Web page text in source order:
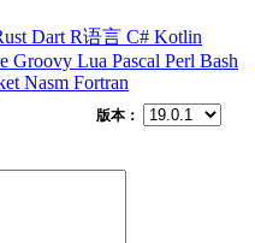
Dart R语言 C# Kotlin
Groovy Lua Pascal Perl Bash
Nasm Fortran
版本：